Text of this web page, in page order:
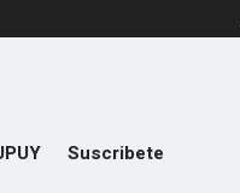
Suscribete